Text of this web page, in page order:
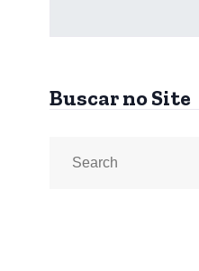
Buscar no Site